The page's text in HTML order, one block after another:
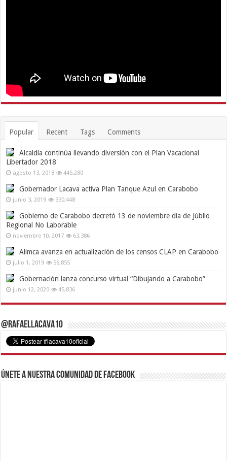
Popular Recent Tags Comments
Alcaldía continúa llevando diversión con el Plan Vacacional
Libertador 2018
agosto 13, 2018 445,280
Gobernador Lacava activa Plan Tanque Azul en Carabobo
junio 3, 2019 330,448
Gobierno de Carabobo decretó 13 de noviembre día de Júbilo
Regional No Laborable
noviembre 10, 2017 63,386
Alimca avanza en actualización de los censos CLAP en Carabobo
julio 1, 2019 56,855
Gobernación lanza concurso virtual “Dibujando a Carabobo”
junio 12, 2020 45,836
@RafaelLacava10
Únete a nuestra comunidad de Facebook